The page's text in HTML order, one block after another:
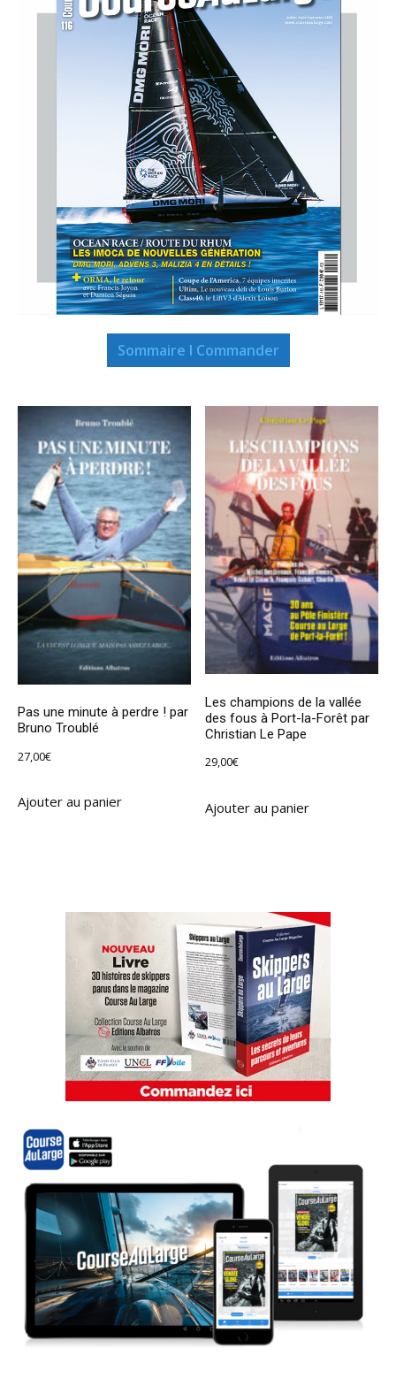
Sommaire I Commander
Pas une minute à perdre ! par
Bruno Troublé
27,00€
Ajouter au panier
Les champions de la vallée
des fous à Port-la-Forêt par
Christian Le Pape
29,00€
Ajouter au panier